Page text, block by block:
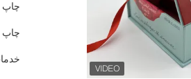
چاپ
چاپ